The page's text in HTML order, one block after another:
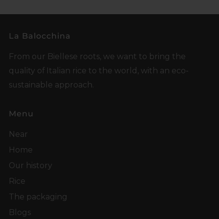
La Balocchina
From our Biellese roots, we want to bring the
quality of Italian rice to the world, with an eco-
sustainable approach.
Menu
Near
Home
Our history
Rice
The packaging
Blogs